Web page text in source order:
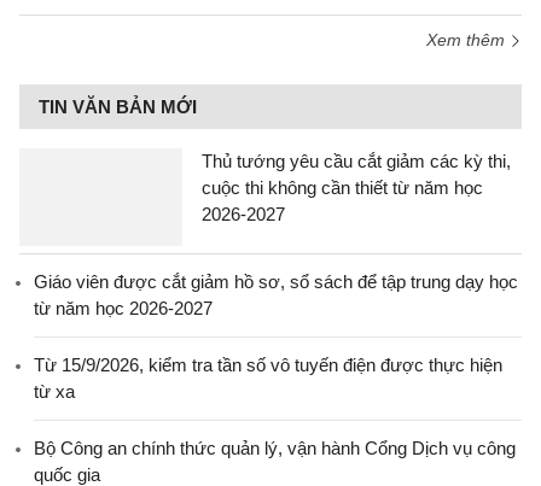
Xem thêm
TIN VĂN BẢN MỚI
Thủ tướng yêu cầu cắt giảm các kỳ thi,
cuộc thi không cần thiết từ năm học
2026-2027
Giáo viên được cắt giảm hồ sơ, sổ sách để tập trung dạy học
từ năm học 2026-2027
Từ 15/9/2026, kiểm tra tần số vô tuyến điện được thực hiện
từ xa
Bộ Công an chính thức quản lý, vận hành Cổng Dịch vụ công
quốc gia